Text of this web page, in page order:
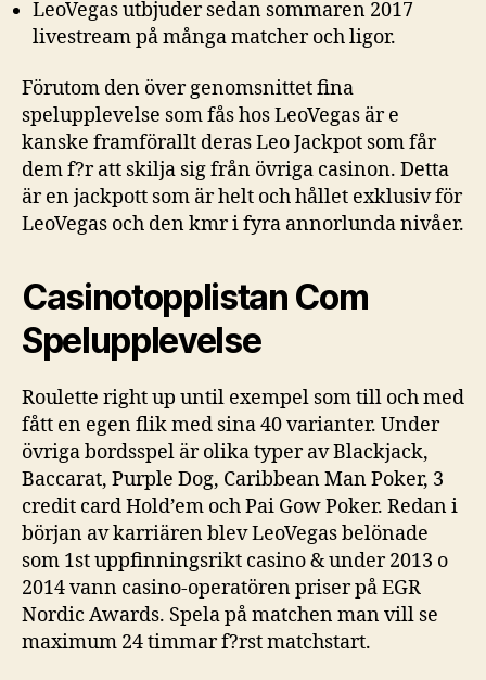
LeoVegas utbjuder sedan sommaren 2017
livestream på många matcher och ligor.
Förutom den över genomsnittet fina
spelupplevelse som fås hos LeoVegas är e
kanske framförallt deras Leo Jackpot som får
dem f?r att skilja sig från övriga casinon. Detta
är en jackpott som är helt och hållet exklusiv för
LeoVegas och den kmr i fyra annorlunda nivåer.
Casinotopplistan Com
Spelupplevelse
Roulette right up until exempel som till och med
fått en egen flik med sina 40 varianter. Under
övriga bordsspel är olika typer av Blackjack,
Baccarat, Purple Dog, Caribbean Man Poker, 3
credit card Hold’em och Pai Gow Poker. Redan i
början av karriären blev LeoVegas belönade
som 1st uppfinningsrikt casino & under 2013 o
2014 vann casino-operatören priser på EGR
Nordic Awards. Spela på matchen man vill se
maximum 24 timmar f?rst matchstart.